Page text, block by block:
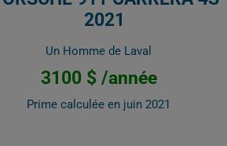
2021
Un Homme de Laval
3100 $ /année
Prime calculée en juin 2021